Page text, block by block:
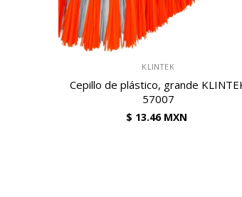
KLINTEK
Cepillo de plástico, grande
57007
$ 13.46 MXN